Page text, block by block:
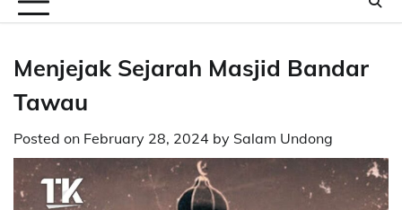
Menjejak Sejarah Masjid Bandar
Tawau
Posted on February 28, 2024 by Salam Undong